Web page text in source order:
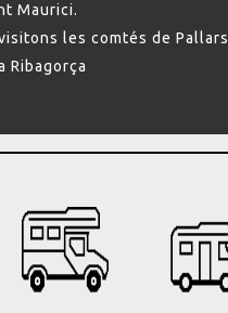
Maurici.
les comtés de
Ribagorça